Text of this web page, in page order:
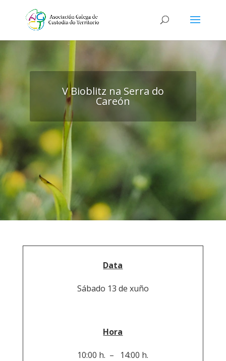
V Bioblitz na Serra do
Careón
Data
Sábado 13 de xuño
Hora
10:00 h. – 14:00 h.